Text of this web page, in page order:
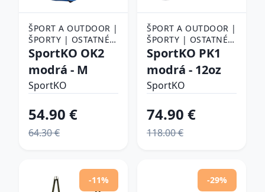
ŠPORT A OUTDOOR |
ŠPORTY | OSTATNÉ
ŠPORTY | BOJOVÉ
ŠPORTY | BOX |
BOXERSKÉ PRILBY
SportKO OK2
modrá - M
SportKO
54.90 €
64.30 €
ŠPORT A OUTDOOR |
ŠPORTY | OSTATNÉ
ŠPORTY | BOJOVÉ
ŠPORTY | BOX |
BOXERSKÉ RUKAVICE
SportKO PK1
modrá - 12oz
SportKO
74.90 €
118.00 €
-11% -29%